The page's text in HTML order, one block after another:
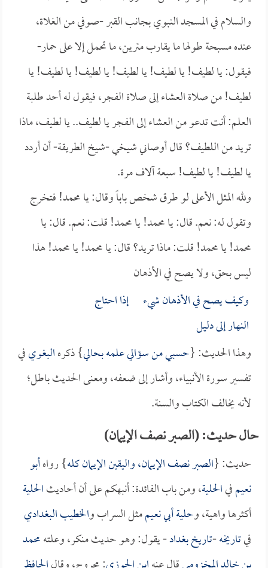
والسلام في المسجد النبوي بجانب القبر -صوفي من الغلاة،
عنده مسبحة طولها ما يقارب مترين، ما تحمل إلا على حمار-
فيقول: يا لطيف! يا لطيف! يا لطيف! يا لطيف! يا لطيف! يا
لطيف! من صلاة العشاء إلى صلاة الفجر، فيقول له أحد طلبة
العلم: أنت تدعو من العشاء إلى الفجر يا لطيف.. يا لطيف، ماذا
تريد من اللطيف؟ قال أوصاني شيخي -شيخ الطريقة- أن أردد
يا لطيف! يا لطيف! سبعة آلاف مرة.
ولله المثل الأعلى لو طرق شخص باباً وقال: يا محمد! فتخرج
وتقول له: نعم. قال: يا محمد! يا محمد! قلت: نعم. قال: يا
محمد! يا محمد! قلت: ماذا تريد؟ قال: يا محمد! يا محمد! هذا
ليس بحق، ولا يصح في الأذهان
وكيف يصح في الأذهان شيء إذا احتاج
النهار إلى دليل
وهذا الحديث: {حسبي من سؤالي علمه بحالي} ذكرهالبغويفي
تفسير سورة الأنبياء، وأشار إلى ضعفه، ومعنى الحديث باطل؛
لأنه يخالف الكتاب والسنة.
حال حديث: (الصبر نصف الإيمان)
حديث: {الصبر نصف الإيمان، واليقين الإيمان كله} رواهأبو
نعيمفيالحلية، ومن باب الفائدة: أنبهكم على أن أحاديثالحلية
أكثرها واهية، وحلية أبي نعيممثل السراب والخطيب البغدادي
فيتاريخه-تاريخ بغداد- يقول: وهو حديث منكر، وعلتهمحمد